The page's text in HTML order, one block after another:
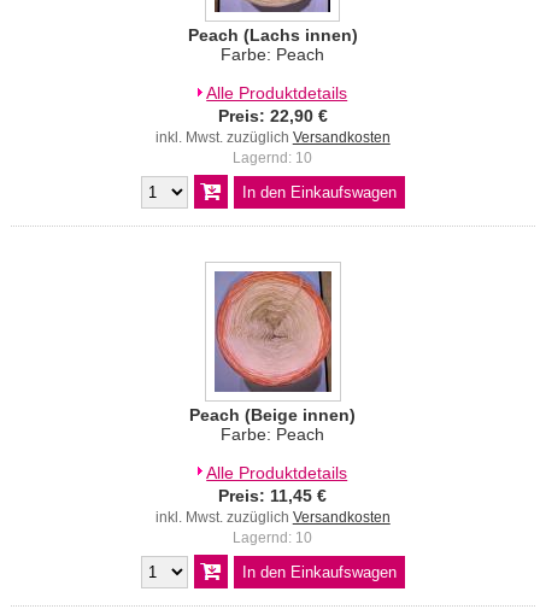
Peach (Lachs innen)
Farbe: Peach
Alle Produktdetails
Preis: 22,90 €
inkl. Mwst. zuzüglich Versandkosten
Lagernd: 10
Peach (Beige innen)
Farbe: Peach
Alle Produktdetails
Preis: 11,45 €
inkl. Mwst. zuzüglich Versandkosten
Lagernd: 10